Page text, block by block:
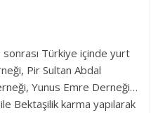
sonrası Türkiye içinde yurt
Pir Sultan Abdal
Yunus Emre Derneği…
Bektaşilik karma yapılarak